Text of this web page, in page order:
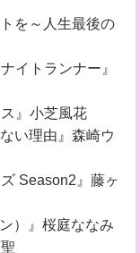
を～人生最後の
イトランナー』
』小芝風花
い理由』森崎ウ
Season2』藤ヶ
）』桜庭ななみ